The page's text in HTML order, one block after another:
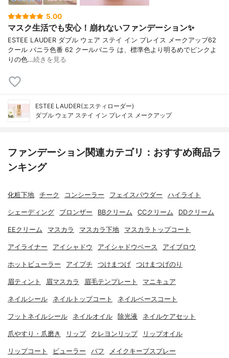
5.00
マスク生活でも安心！崩れないファンデーション✨
ESTEE LAUDER ダブル ウェア ステイ イン プレイス メークアップ62
クール バニラ色番 62 クールバニラ は、標準色より明るめでピンクよ
りの色…続きを見る
ESTEE LAUDER(エスティローダー)
ダブル ウェア ステイ イン プレイス メークアップ
ファンデーション関連カテゴリ：おすすめ商品ラ
ンキング
化粧下地 チーク コンシーラー フェイスパウダー ハイライト
シェーディング ブロンザー BBクリーム CCクリーム DDクリーム
EEクリーム マスカラ マスカラ下地 マスカラトップコート
アイライナー アイシャドウ アイシャドウベース アイブロウ
ホットビューラー アイプチ つけまつげ つけまつげのり
眉ティント 眉マスカラ 眉毛テンプレート マニキュア
ネイルシール ネイルトップコート ネイルベースコート
フットネイルシール ネイルオイル 除光液 ネイルケアセット
爪やすり・爪磨き リップ クレヨンリップ リップオイル
リップコート ビューラー パフ メイクキープスプレー